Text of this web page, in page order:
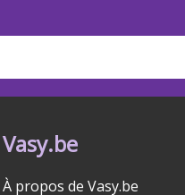
Vasy.be
À propos de Vasy.be